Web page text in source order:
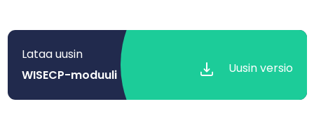
Lataa uusin
WISECP-moduuli
Uusin versio